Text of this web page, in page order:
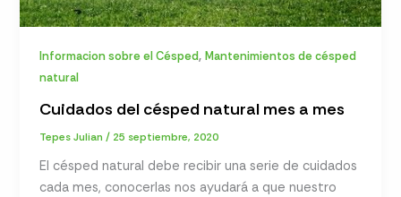
Informacion sobre el Césped,Mantenimientos de césped
natural
Cuidados del césped natural mes a mes
Tepes Julian/ 25 septiembre, 2020
El césped natural debe recibir una serie de cuidados
cada mes, conocerlas nos ayudará a que nuestro